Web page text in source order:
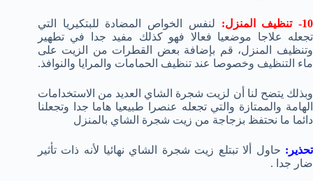
10- تنظيف المنزل:
لنفس الخواص المضادة للبتكيريا التي
تجعله علاجا موضعيا فعالا فهو كذلك مفيد جدا في تطهير
وتنظيف المنزل، قم بإضافة بعض القطرات من الزيت على
ماء التنظيف وخصوصا عند تنظيف الحمامات والمرايا والنوافذ.
وبذلك يتضح لنا أن لزيت شجرة الشاي العديد من الاستخدامات
الهامة والممتازة والتي تجعله عنصرا طبيعيا هاما جدا وتجعلنا
دائما ما نحتفظ بزجاجة من زيت شجرة الشاي بالمنزل
تحذير: حاول ألا تبتلع زيت شجرة الشاي نهائيا لأنه ذات تأثير
ضار جدا .